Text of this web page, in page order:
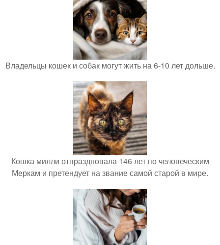
Владельцы кошек и собак могут жить на 6-10 лет дольше.
Кошка милли отпраздновала 146 лет по человеческим
Меркам и претендует на звание самой старой в мире.